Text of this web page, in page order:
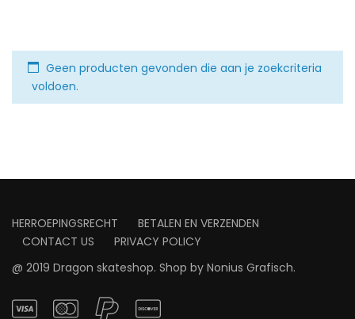
Geen producten gevonden die aan je zoekcriteria
voldoen.
HERROEPINGSRECHT
BETALEN EN VERZENDEN
CONTACT US
PRIVACY POLICY
@ 2019 Dragon skateshop. Shop by Nonius Grafisch.